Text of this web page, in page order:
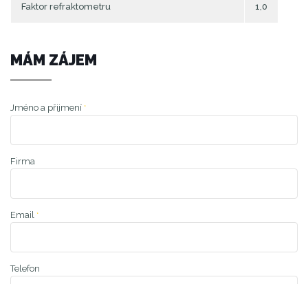
Faktor refraktometru 1,0
MÁM ZÁJEM
Jméno a přijmení *
Firma
Email *
Telefon